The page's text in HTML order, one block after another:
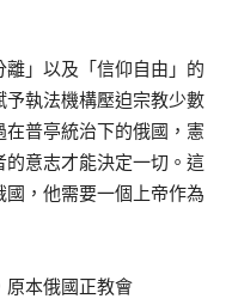
」以及「信仰自由」的
予執法機構壓迫宗教少數
在普亭統治下的俄國，憲
意志才能決定一切。這
，他需要一個上帝作為
原本俄國正教會